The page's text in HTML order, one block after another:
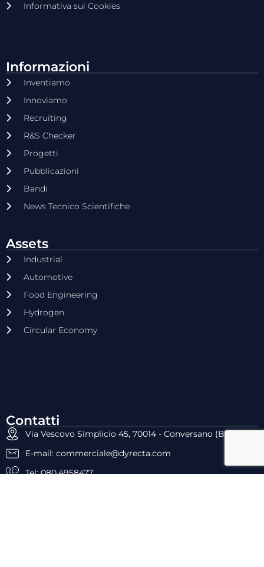
Informativa sui Cookies
Informazioni
Inventiamo
Innoviamo
Recruiting
R&S Checker
Progetti
Pubblicazioni
Bandi
News Tecnico Scientifiche
Assets
Industrial
Automotive
Food Engineering
Hydrogen
Circular Economy
Contatti
Via Vescovo Simplicio 45, 70014 - Conversano (BA)
E-mail: commerciale@dyrecta.com
Tel: 080.4958477